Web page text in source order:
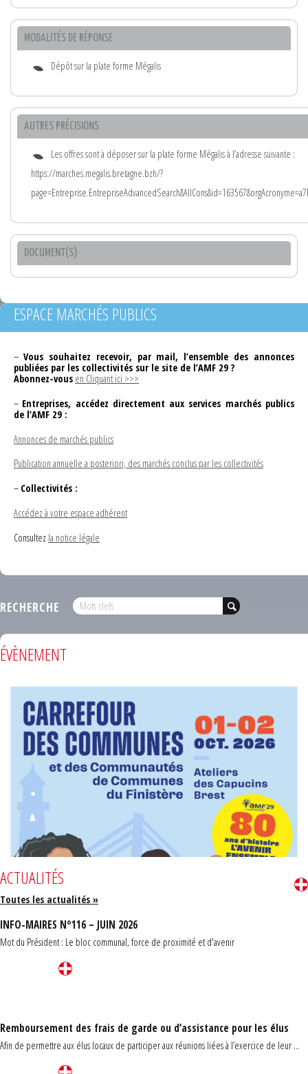
MODALITÉS DE RÉPONSE
Dépôt sur la plate forme Mégalis
AUTRES PRÉCISIONS
Les offres sont à déposer sur la plate forme Mégalis à l’adresse suivante :
https://marches.megalis.bretagne.bzh/?
DOCUMENT(S)
ESPACE MARCHÉS PUBLICS
– Vous souhaitez recevoir, par mail, l’ensemble des annonces
publiées par les collectivités sur le site de l’AMF 29 ?
Abonnez-vous en Cliquant ici >>>
– Entreprises, accédez directement aux services marchés publics
de l’AMF 29 :
Annonces de marchés publics
Publication annuelle a posteriori, des marchés conclus par les collectivités
– Collectivités :
Accédez à votre espace adhérent
Consultez la notice légale
RECHERCHE
ÉVÈNEMENT
ACTUALITÉS
Toutes les actualités »
INFO-MAIRES N°116 – JUIN 2026
Mot du Président : Le bloc communal, force de proximité et d'avenir
Remboursement des frais de garde ou d’assistance pour les élus
Afin de permettre aux élus locaux de participer aux réunions liées à l’exercice de leur ...